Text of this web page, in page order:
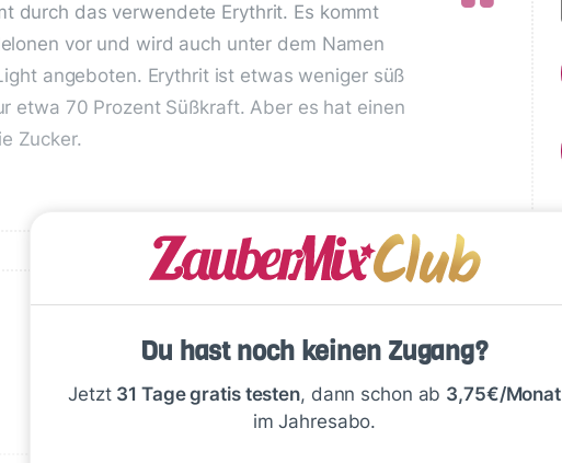
Du hast noch keinen Zugang?
Jetzt 31 Tage gratis testen, dann schon ab 3,75€/Monat
im Jahresabo.
durch das verwendete Erythrit. Es kommt
vor und wird auch unter dem Namen
angeboten. Erythrit ist etwas weniger süß
etwa 70 Prozent Süßkraft. Aber es hat einen
Zucker.
Write